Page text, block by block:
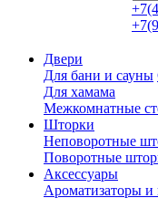
Двери
Для бани и сауны
Для хамама
Межкомнатные
Шторки
Неповоротные
Поворотные
Аксессуары
Ароматизаторы и